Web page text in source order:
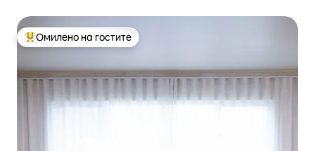
Меѓу најуспешните „Омилени на гостите“
Омилено на гостите